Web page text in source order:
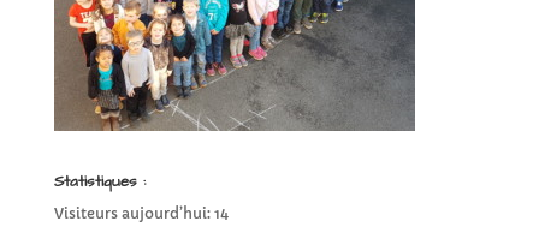
Statistiques :
Visiteurs aujourd’hui: 14